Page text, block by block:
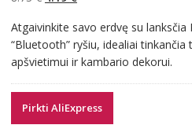
was:
8.73 €.
is:
4.19 €.
Atgaivinkite savo erdvę su
“Bluetooth” ryšiu, idealiai
apšvietimui ir kambario dekorui.
Pirkti AliExpress